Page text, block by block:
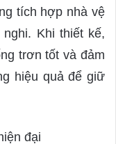
tích hợp nhà vệ
Khi thiết kế,
trơn tốt và đảm
hiệu quả để giữ